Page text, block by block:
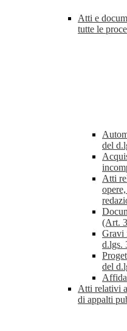
Atti e
tutte le
del
Atti
(Art.
Gravi
d.lgs.
del
Atti relativi
di appalti